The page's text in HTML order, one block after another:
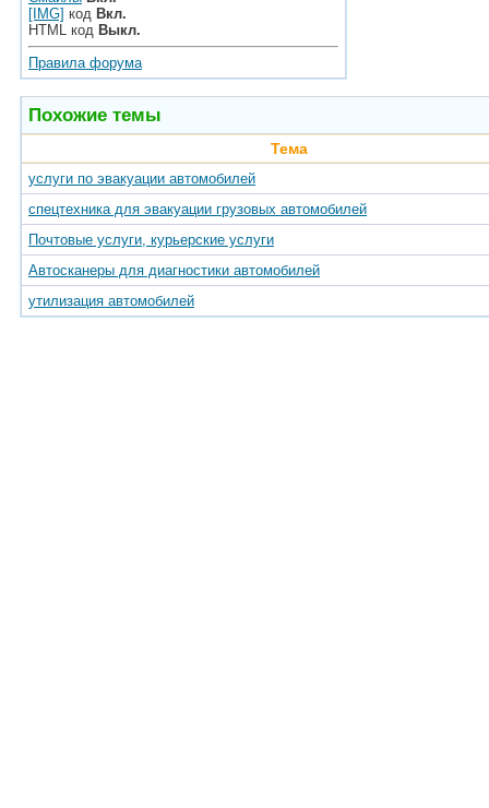
[IMG] код Вкл.
HTML код Выкл.
Правила форума
Похожие темы
Тема
услуги по эвакуации автомобилей
спецтехника для эвакуации грузовых автомобилей
Почтовые услуги, курьерские услуги
Автосканеры для диагностики автомобилей
утилизация автомобилей